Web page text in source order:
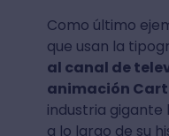
Como último
que usan la
al canal de
animación
industria
a lo largo de su